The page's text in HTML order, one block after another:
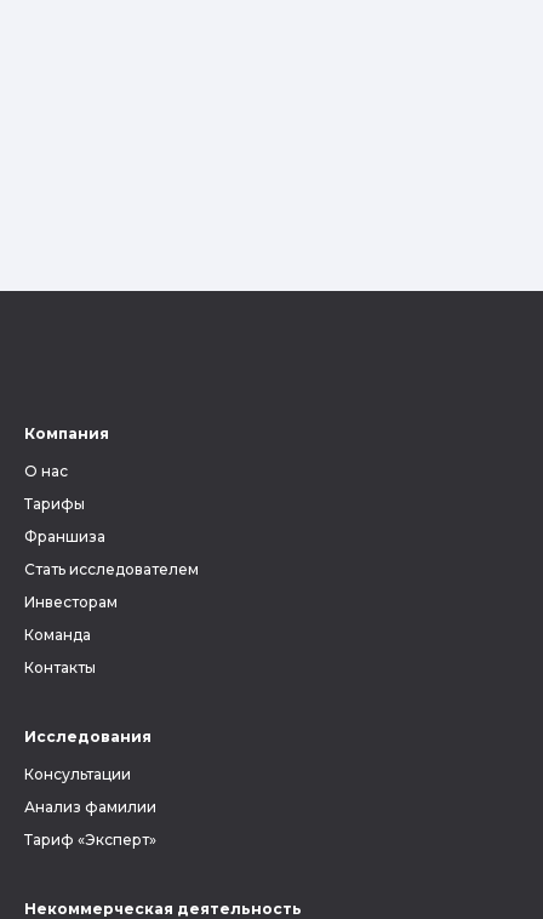
Компания
О нас
Тарифы
Франшиза
Стать исследователем
Инвесторам
Команда
Контакты
Исследования
Консультации
Анализ фамилии
Тариф «Эксперт»
Некоммерческая деятельность